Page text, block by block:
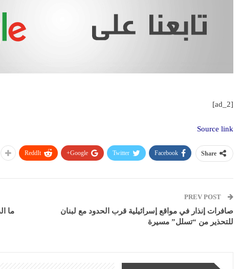
[ad_2]
Source link
Share
Facebook
Twitter
Google+
ReddIt
صافرات إنذار في مواقع إسرائيلية قرب الحدود مع لبنان
للتحذير من “تسلل” مسيرة
ما